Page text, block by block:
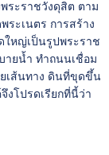
ระราชวังดุสิต ตาม
ระเนตร การสร้าง
ใหญ่เป็นรูปพระราช
ายน้ำ ทำถนนเชื่อม
ยเส้นทาง ดินที่ขุดขึ้น
งโปรดเรียกที่นี้ว่า